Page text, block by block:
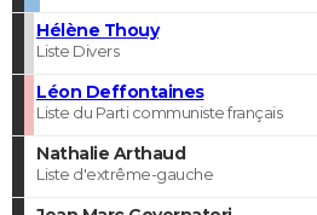
Hélène Thouy
Liste Divers
Léon Deffontaines
Liste du Parti communiste français
Nathalie Arthaud
Liste d'extrême-gauche